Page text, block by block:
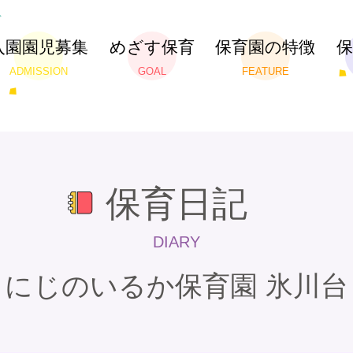
園園児募集
ADMISSION
めざす保育
GOAL
保育園の特徴
FEATURE
保育日記
DIARY
にじのいるか保育園 氷川台